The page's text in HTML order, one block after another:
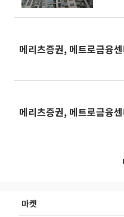
메리츠증권, 메트로금융
메리츠증권, 메트로금융
마켓